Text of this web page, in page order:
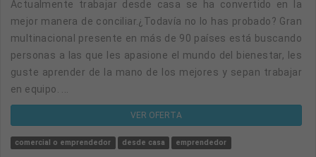
Actualmente trabajar desde casa se ha convertido en la
mejor manera de conciliar.¿Todavía no lo has probado? Gran
multinacional presente en más de 90 países está buscando
personas a las que les apasione el mundo del bienestar, les
guste aprender de la mano de los mejores y sepan trabajar
en equipo. ...
VER OFERTA
comercial o emprendedor desde casa emprendedor